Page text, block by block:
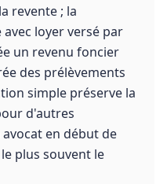
revente ; la
loyer versé par
un revenu foncier
des prélèvements
simple préserve la
d'autres
en début de
plus souvent le